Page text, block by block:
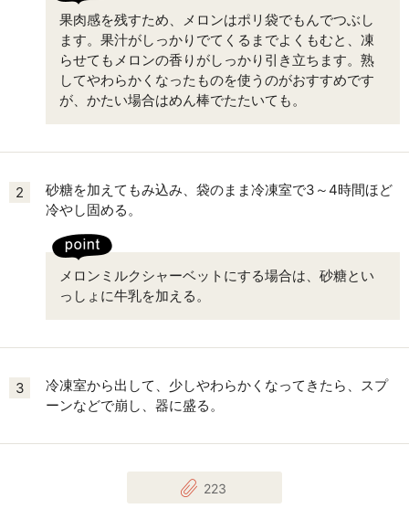
果肉感を残すため、メロンはポリ袋でもんでつぶし
ます。果汁がしっかりでてくるまでよくもむと、凍
らせてもメロンの香りがしっかり引き立ちます。熟
してやわらかくなったものを使うのがおすすめです
が、かたい場合はめん棒でたたいても。
2
砂糖を加えてもみ込み、袋のまま冷凍室で3～4時間ほど
冷やし固める。
メロンミルクシャーベットにする場合は、砂糖とい
っしょに牛乳を加える。
3
冷凍室から出して、少しやわらかくなってきたら、スプ
ーンなどで崩し、器に盛る。
223